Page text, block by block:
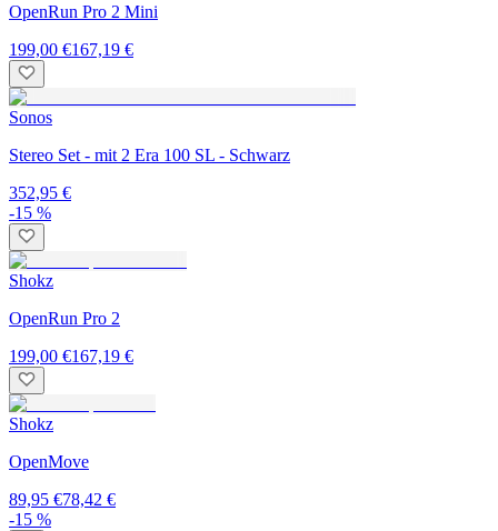
OpenRun Pro 2 Mini
199,00 €167,19 €
Sonos
Stereo Set - mit 2 Era 100 SL - Schwarz
352,95 €
-15 %
Shokz
OpenRun Pro 2
199,00 €167,19 €
Shokz
OpenMove
89,95 €78,42 €
-15 %